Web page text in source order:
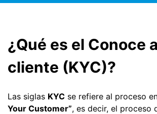
¿Qué es el Conoce
cliente (KYC)?
Las siglas KYC se refiere al proceso
Your Customer”, es decir, el proceso